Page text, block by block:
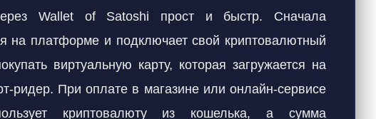
Wallet of Satoshi прост и быстр. Сначала
на платформе и подключает свой криптовалютный
виртуальную карту, которая загружается на
ридер. При оплате в магазине или онлайн-сервисе
криптовалюту из кошелька, а сумма